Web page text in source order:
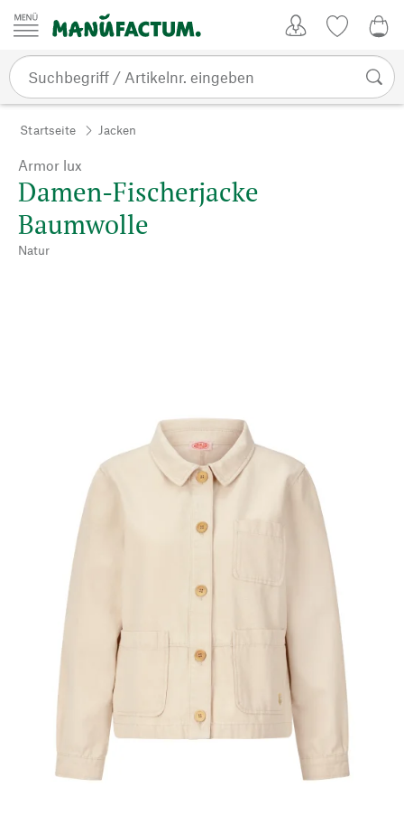
Zum Inhalt springen
Startseite Jacken
Armor lux
Damen-Fischerjacke
Baumwolle
Natur